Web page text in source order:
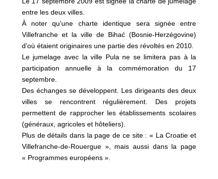
entre les deux villes.
À noter qu’une charte identique sera signée entre
Villefranche et la ville de Bihać (Bosnie-Herzégovine)
d’où étaient originaires une partie des révoltés en 2010.
Le jumelage avec la ville Pula ne se limitera pas à la
participation annuelle à la commémoration du 17
septembre.
Des échanges se développent. Les dirigeants des deux
villes se rencontrent régulièrement. Des projets
permettent de rapprocher les établissements scolaires
(généraux, agricoles et hôteliers).
Plus de détails dans la page de ce site : « La Croatie et
Villefranche-de-Rouergue », mais aussi dans la page
« Programmes européens ».